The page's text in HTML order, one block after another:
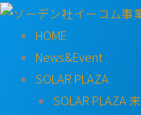
内
HOME
News&Event
SOLAR PLAZA
SOLAR PLAZA